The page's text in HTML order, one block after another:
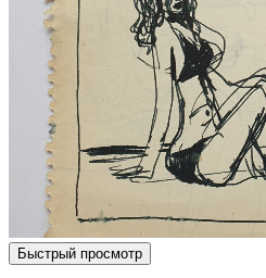
Быстрый просмотр